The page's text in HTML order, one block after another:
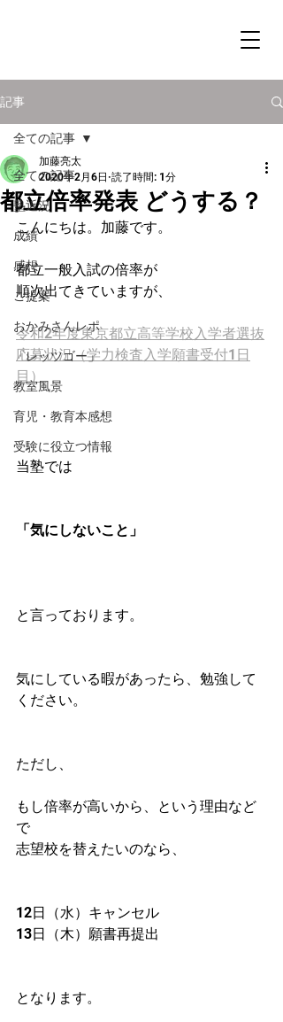
記事
全ての記事
塾近況
成績
感想
ご提案
おかみさんレポ
「レッツゴー」
教室風景
育児・教育本感想
受験に役立つ情報
全ての記事
都立倍率発表 どうする？
加藤亮太
2020年2月6日 読了時間: 1分
こんにちは。加藤です。
都立一般入試の倍率が
順次出てきていますが、
令和2年度東京都立高等学校入学者選抜
応募状況（学力検査入学願書受付1日
目）
当塾では
「気にしないこと」
と言っております。
気にしている暇があったら、勉強して
ください。
ただし、
もし倍率が高いから、という理由など
で
志望校を替えたいのなら、
12日（水）キャンセル
13日（木）願書再提出
となります。